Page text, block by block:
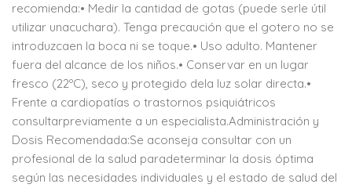
recomienda:• Medir la cantidad de gotas (puede serle útil
utilizar unacuchara). Tenga precaución que el gotero no se
introduzcaen la boca ni se toque.• Uso adulto. Mantener
fuera del alcance de los niños.• Conservar en un lugar
fresco (22ºC), seco y protegido dela luz solar directa.•
Frente a cardiopatías o trastornos psiquiátricos
consultarpreviamente a un especialista.Administración y
Dosis Recomendada:Se aconseja consultar con un
profesional de la salud paradeterminar la dosis óptima
según las necesidades individuales y el estado de salud del